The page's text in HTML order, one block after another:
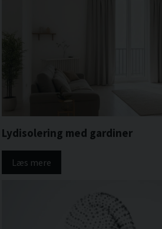
Lydisolering med gardiner
Læs mere